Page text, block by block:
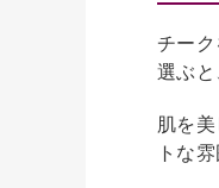
チー
選ぶ
肌を
トな